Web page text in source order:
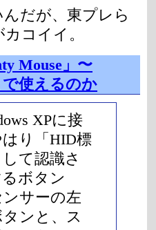
だが、東プレら
コイイ。
Mouse」〜
使えるのか
XPに接
り「HID標
て認識さ
ボタン
サーの左
ンと、ス